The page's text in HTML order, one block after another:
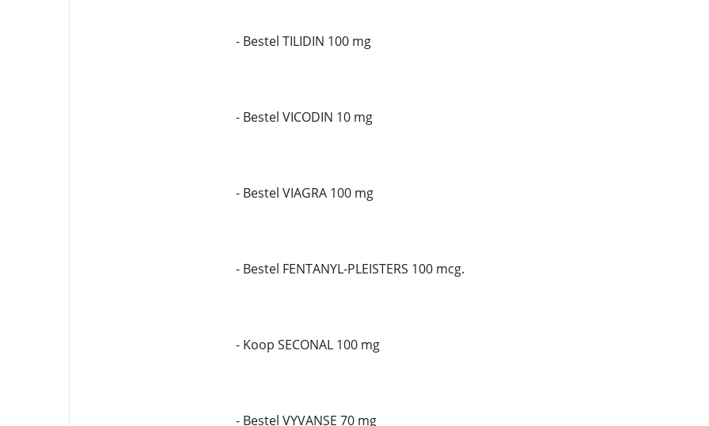
- Bestel TILIDIN 100 mg
- Bestel VICODIN 10 mg
- Bestel VIAGRA 100 mg
- Bestel FENTANYL-PLEISTERS 100 mcg.
- Koop SECONAL 100 mg
- Bestel VYVANSE 70 mg